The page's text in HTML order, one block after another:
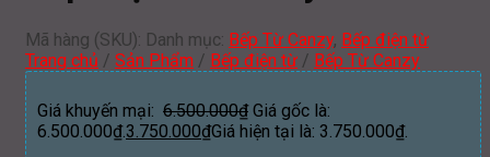
Mã hàng (SKU): Danh mục: Bếp Từ Canzy, Bếp điện từ
Trang chủ / Sản Phẩm / Bếp điện từ / Bếp Từ Canzy
Giá khuyến mại: 6.500.000₫ Giá gốc là:
6.500.000₫.3.750.000₫Giá hiện tại là: 3.750.000₫.